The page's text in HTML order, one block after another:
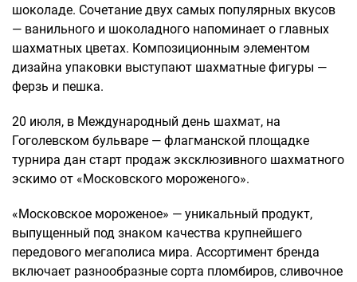
шоколаде. Сочетание двух самых популярных вкусов
— ванильного и шоколадного напоминает о главных
шахматных цветах. Композиционным элементом
дизайна упаковки выступают шахматные фигуры —
ферзь и пешка.
20 июля, в Международный день шахмат, на
Гоголевском бульваре — флагманской площадке
турнира дан старт продаж эксклюзивного шахматного
эскимо от «Московского мороженого».
«Московское мороженое» — уникальный продукт,
выпущенный под знаком качества крупнейшего
передового мегаполиса мира. Ассортимент бренда
включает разнообразные сорта пломбиров, сливочное